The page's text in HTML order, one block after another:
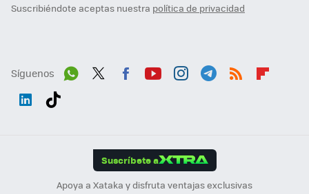
Suscribiéndote aceptas nuestra política de privacidad
Síguenos
Suscríbete a
Apoya a Xataka y disfruta ventajas exclusivas